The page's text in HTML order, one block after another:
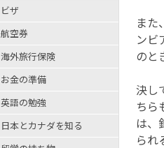
また
ンビ
のと
決し
ちら
は、
られ
ビザ
航空券
海外旅行保険
お金の準備
英語の勉強
日本とカナダを知る